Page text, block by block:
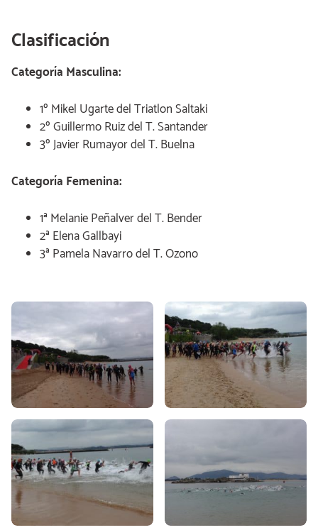
Clasificación
Categoría Masculina:
1º Mikel Ugarte del Triatlon Saltaki
2º Guillermo Ruiz del T. Santander
3º Javier Rumayor del T. Buelna
Categoría Femenina:
1ª Melanie Peñalver del T. Bender
2ª Elena Gallbayi
3ª Pamela Navarro del T. Ozono